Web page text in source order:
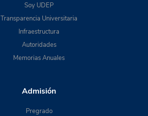
Soy UDEP
Transparencia Universitaria
Infraestructura
Autoridades
Memorias Anuales
Admisión
Pregrado